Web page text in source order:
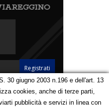
Eventi Foto Carnevale
30 giugno 2003 n.196 e dell'art. 13
cookies, anche di terze parti,
pubblicità e servizi in linea con